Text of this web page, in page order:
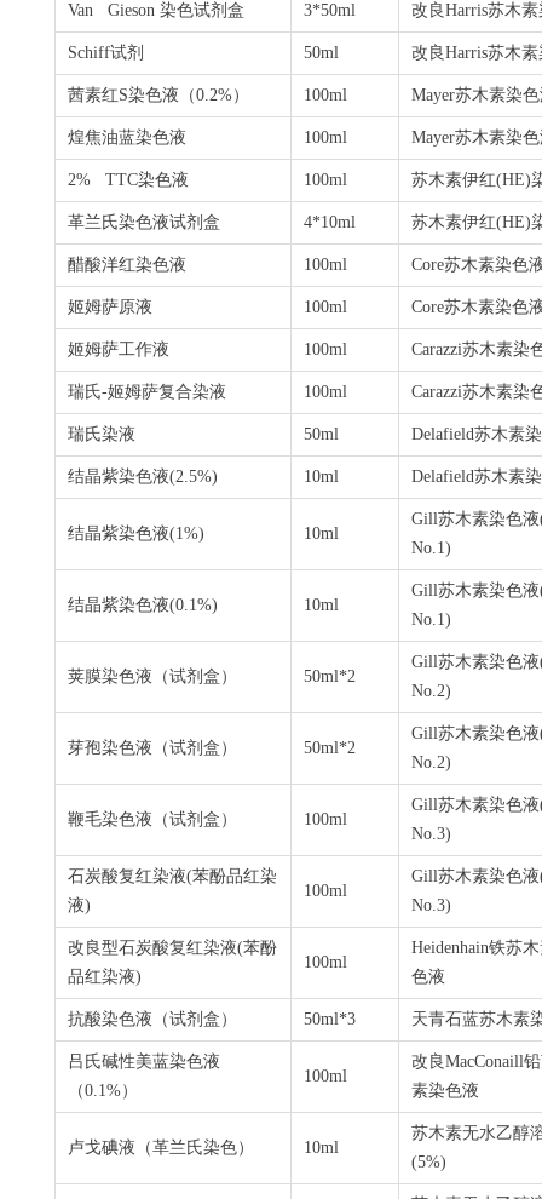
Van Gieson 染色试剂盒 3*50ml 改良Harris苏木
Schiff试剂 50ml 改良Harris苏木
茜素红S染色液（0.2%） 100ml Mayer苏木素染
煌焦油蓝染色液 100ml Mayer苏木素染
2% TTC染色液 100ml 苏木素伊红(HE)
革兰氏染色液试剂盒 4*10ml 苏木素伊红(HE)
醋酸洋红染色液 100ml Core苏木素染色
姬姆萨原液 100ml Core苏木素染色
姬姆萨工作液 100ml Carazzi苏木素染
瑞氏-姬姆萨复合染液 100ml Carazzi苏木素染
瑞氏染液 50ml Delafield苏木素
结晶紫染色液(2.5%) 10ml Delafield苏木素
结晶紫染色液(1%) 10ml
Gill苏木素染色
No.1)
结晶紫染色液(0.1%) 10ml
Gill苏木素染色
No.1)
荚膜染色液（试剂盒） 50ml*2
Gill苏木素染色
No.2)
芽孢染色液（试剂盒） 50ml*2
Gill苏木素染色
No.2)
鞭毛染色液（试剂盒） 100ml
Gill苏木素染色
No.3)
石炭酸复红染液(苯酚品红染
液)
100ml
Gill苏木素染色
No.3)
改良型石炭酸复红染液(苯酚
品红染液)
100ml
Heidenhain铁苏
色液
抗酸染色液（试剂盒） 50ml*3 天青石蓝苏木素
吕氏碱性美蓝染色液
（0.1%）
100ml
改良MacConaill
素染色液
卢戈碘液（革兰氏染色） 10ml
苏木素无水乙醇
(5%)